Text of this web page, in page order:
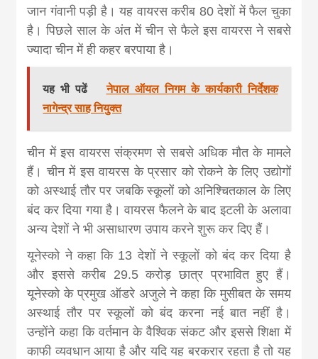
जान गंवानी पड़ी है। यह वायरस करीब 80 देशों में फैल चुका
है। पिछले साल के अंत में चीन से फैले इस वायरस ने सबसे
ज्यादा चीन में ही कहर बरपाया है।
यह भी पढें
नेपाल ऑयल निगम के कार्यकारी निर्देशक
नागेन्द्र साह नियुक्त
चीन में इस वायरस संक्रमण से सबसे अधिक मौत के मामले
हैं। चीन में इस वायरस के प्रसार को रोकने के लिए उद्योगों
को अस्थाई तौर पर जबकि स्कूलों को अनिश्चितकाल के लिए
बंद कर दिया गया है। वायरस फैलने के बाद इटली के अलावा
अन्य देशों ने भी असाधारण उपाय करने शुरू कर दिए हैं।
यूनेस्को ने कहा कि 13 देशों ने स्कूलों को बंद कर दिया है
और इससे करीब 29.5 करोड़ छात्र प्रभावित हुए हैं।
यूनेस्को के प्रमुख ऑडरे अजुले ने कहा कि मुसीबत के समय
अस्थाई तौर पर स्कूलों को बंद करना नई बात नहीं है।
उन्होंने कहा कि वर्तमान के वैश्विक संकट और इससे शिक्षा में
काफी व्यवधान आया है और यदि यह बरकरार रहता है तो यह